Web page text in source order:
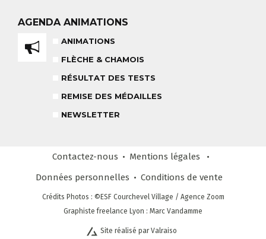
LIENS UTILES
& PARTENAIRES
DEVENIR MONITEUR
REMISE DES MÉDAILLES
LE VENDREDI
CLUB LOISIRS
TEAM RIDER
8-14 ANS
COURS PRIVÉ APRÈS-MIDI
AGENDA ANIMATIONS
ANIMATIONS
FLÈCHE & CHAMOIS
RÉSULTAT DES TESTS
REMISE DES MÉDAILLES
NEWSLETTER
Contactez-nous
Mentions légales
Données personnelles
Conditions de vente
Crédits Photos : ©ESF Courchevel Village / Agence Zoom
Graphiste freelance Lyon : Marc Vandamme
Site réalisé par Valraiso